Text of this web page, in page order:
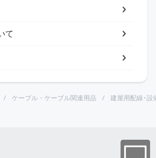
て
ケーブル・ケーブル関連用品 建屋用配線･設